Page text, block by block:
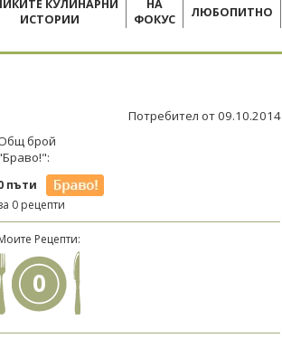
КУЛИНАРНИ
ИСТОРИИ
НА
ФОКУС
ЛЮБОПИТНО
Потребител от 09.10.2014
брой
пъти
0 рецепти
Рецепти:
0